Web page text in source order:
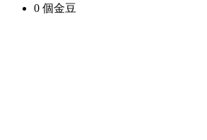
0 個金豆